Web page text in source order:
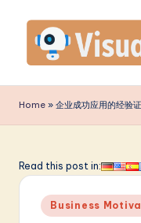
content
is
u
li
Home » 企业成功应用的经验
Read this post in:
Posted
in
Business